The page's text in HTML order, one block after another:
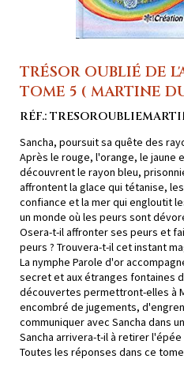
TRÉSOR OUBLIÉ DE
TOME 5 ( MARTINE
RÉF.:
Sancha, poursuit sa quête des
Après le rouge, l'orange, le jaune
découvrent le rayon bleu,
affrontent la glace qui tétanise,
confiance et la mer qui engloutit
un monde où les peurs sont
Osera-t-il affronter ses peurs et
peurs ? Trouvera-t-il cet instant
La nymphe Parole d'or
secret et aux étranges fontaines
découvertes permettront-elles à
encombré de jugements,
communiquer avec Sancha dans
Sancha arrivera-t-il à retirer
Toutes les réponses dans ce